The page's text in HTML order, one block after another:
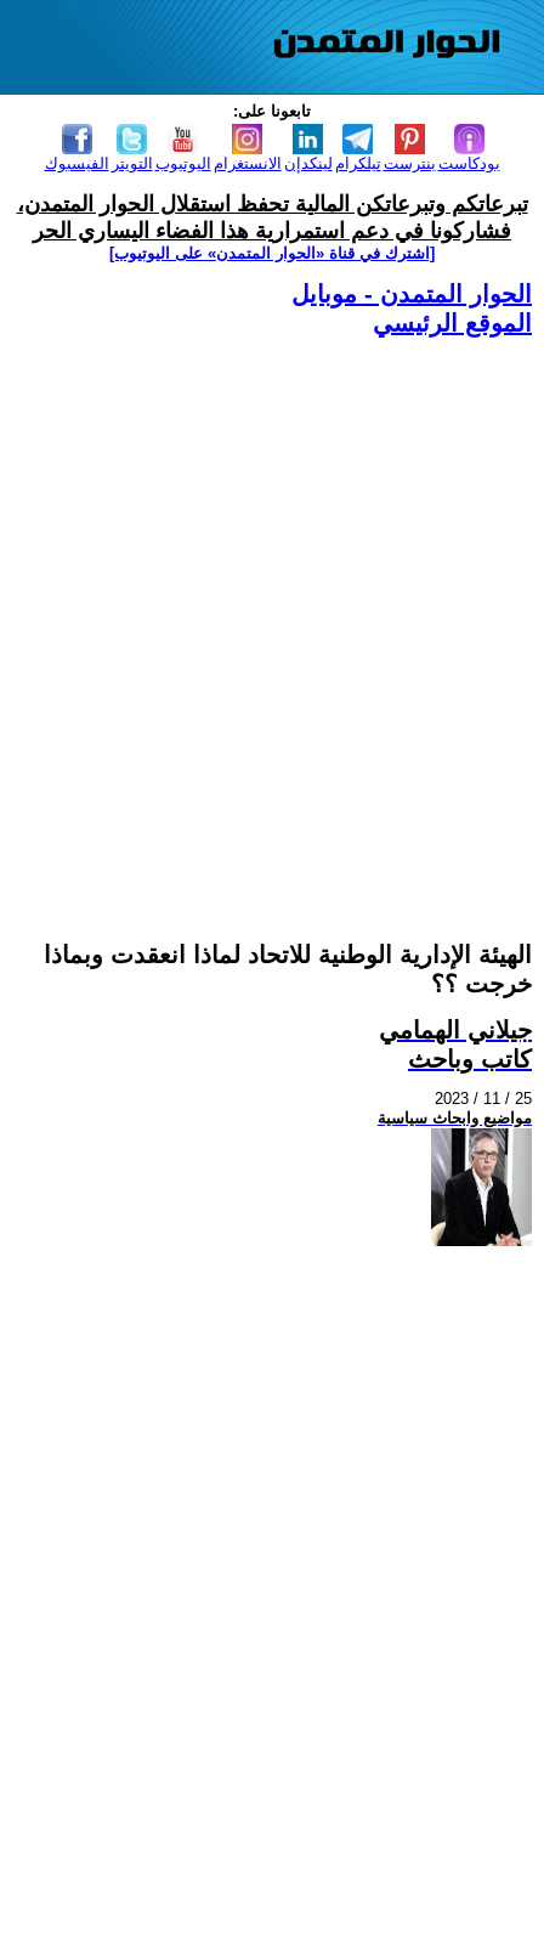
تابعونا على:
الفيسبوك التويتر اليوتيوب الانستغرام لينكدإن تيلكرامبنترست بودكاست
تبرعاتكم وتبرعاتكن المالية تحفظ استقلال الحوار المتمدن،
فشاركونا في دعم استمرارية هذا الفضاء اليساري الحر
[اشترك في قناة ‫«الحوار المتمدن» على اليوتيوب]
الحوار المتمدن - موبايل
الموقع الرئيسي
الهيئة الإدارية الوطنية للاتحاد لماذا انعقدت وبماذا
خرجت ؟؟
جيلاني الهمامي
كاتب وباحث
2023 / 11 / 25
مواضيع وابحاث سياسية